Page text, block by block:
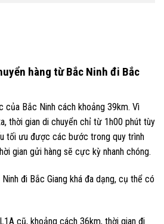
hàng từ Bắc Ninh đi Bắc
của Bắc Ninh cách khoảng 39km. Vì
thời gian di chuyển chỉ từ 1h00 phút tùy
tối ưu được các bước trong quy trình
gian gửi hàng sẽ cực kỳ nhanh chóng.
đi Bắc Giang khá đa dạng, cụ thể có
cũ, khoảng cách 36km, thời gian đi